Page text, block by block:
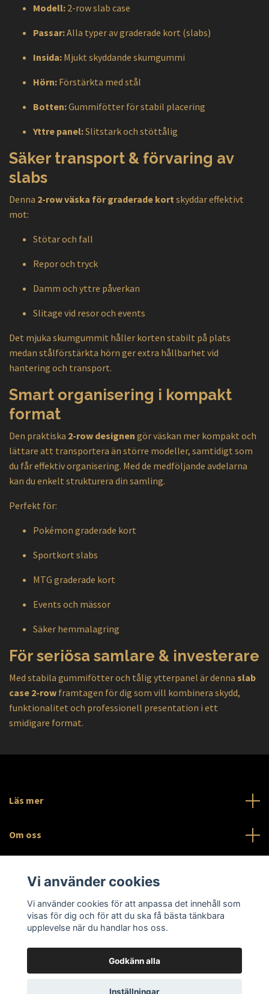
Modell: 2-row slab case
Passar:Alla typer av graderade kort (slabs)
Insida: Mjukt skyddande skumgummi
Hörn: Förstärkta med stål
Botten:Gummifötter för stabil placering
Yttre panel:Slitstark och stöttålig
Säker transport & förvaring av
slabs
Denna 2-row väska för graderade kort skyddar effektivt
mot:
Stötar och fall
Repor och tryck
Damm och yttre påverkan
Slitage vid resor och events
Det mjuka skumgummit håller korten stabilt på plats
medan stålförstärkta hörn ger extra hållbarhet vid
hantering och transport.
Smart organisering i kompakt
format
Den praktiska 2-row designen gör väskan mer kompakt och
lättare att transportera än större modeller, samtidigt som
du får effektiv organisering. Med de medföljande avdelarna
kan du enkelt strukturera din samling.
Perfekt för:
Pokémon graderade kort
Sportkort slabs
MTG graderade kort
Events och mässor
Säker hemmalagring
För seriösa samlare & investerare
Med stabila gummifötter och tålig ytterpanel är denna slab
case 2-row framtagen för dig som vill kombinera skydd,
funktionalitet och professionell presentation i ett
smidigare format.
Läs mer
Om oss
Org.nr 559546-3091
© 2026 Slabnest AB
Vi använder cookies
Vi använder cookies för att anpassa det innehåll som
visas för dig och för att du ska få bästa tänkbara
upplevelse när du handlar hos oss.
Godkänn alla
Inställningar